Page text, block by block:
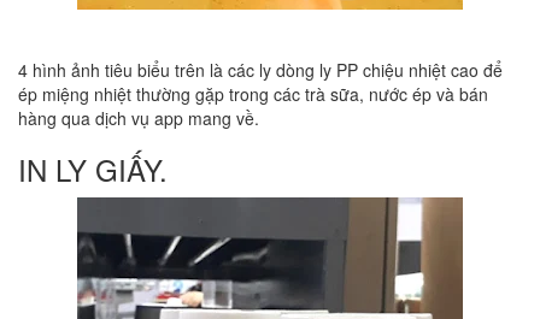
4 hình ảnh tiêu biểu trên là các ly dòng ly PP chiệu nhiệt cao để
ép miệng nhiệt thường gặp trong các trà sữa, nước ép và bán
hàng qua dịch vụ app mang về.
IN LY GIẤY.